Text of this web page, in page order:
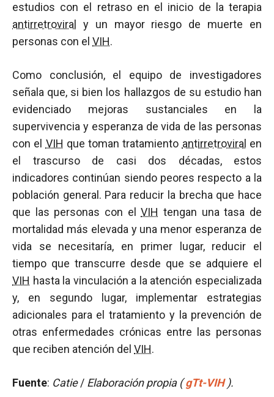
estudios con el retraso en el inicio de la terapia
antirretroviral
y un mayor riesgo de muerte en
personas con el VIH.
Como conclusión, el equipo de investigadores
señala que, si bien los hallazgos de su estudio han
evidenciado mejoras sustanciales en la
supervivencia y esperanza de vida de las personas
con el VIH que toman tratamiento antirretroviral en
el trascurso de casi dos décadas, estos
indicadores continúan siendo peores respecto a la
población general. Para reducir la brecha que hace
que las personas con elVIH tengan una tasa de
mortalidad más elevada y una menor esperanza de
vida se necesitaría, en primer lugar, reducir el
tiempo que transcurre desde que se adquiere el
VIH hasta la vinculación a la atención especializada
y, en segundo lugar, implementar estrategias
adicionales para el tratamiento y la prevención de
otras enfermedades crónicas entre las personas
que reciben atención del VIH.
Fuente: Catie/ Elaboración propia ( gTt-VIH ).